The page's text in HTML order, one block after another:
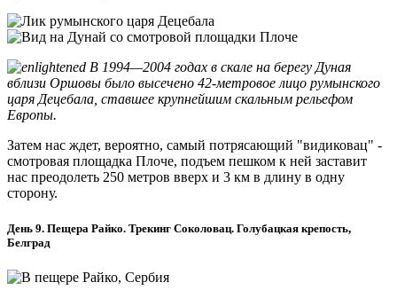
В 1994—2004 годах в скале на берегу Дуная
вблизи Оршовы было высечено 42-метровое лицо румынского
царя Децебала, ставшее крупнейшим скальным рельефом
Европы.
Затем нас ждет, вероятно, самый потрясающий "видиковац" -
смотровая площадка Плоче, подъем пешком к ней заставит
нас преодолеть 250 метров вверх и 3 км в длину в одну
сторону.
День 9. Пещера Райко. Трекинг Соколовац. Голубацкая крепость,
Белград